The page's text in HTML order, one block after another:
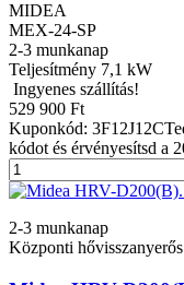
MIDEA
MEX-24-SP
2-3 munkanap
Teljesítmény 7,1 kW
Ingyenes szállítás!
529 900 Ft
Kuponkód:
kódot és érvényesítsd a
2-3 munkanap
Központi